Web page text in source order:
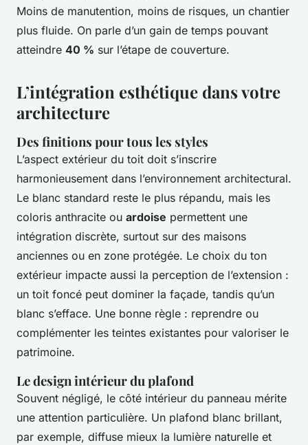
Moins de manutention, moins de risques, un chantier
plus fluide. On parle d’un gain de temps pouvant
atteindre 40 % sur l’étape de couverture.
L’intégration esthétique dans votre
architecture
Des finitions pour tous les styles
L’aspect extérieur du toit doit s’inscrire
harmonieusement dans l’environnement architectural.
Le blanc standard reste le plus répandu, mais les
coloris anthracite ou ardoise permettent une
intégration discrète, surtout sur des maisons
anciennes ou en zone protégée. Le choix du ton
extérieur impacte aussi la perception de l’extension :
un toit foncé peut dominer la façade, tandis qu’un
blanc s’efface. Une bonne règle : reprendre ou
complémenter les teintes existantes pour valoriser le
patrimoine.
Le design intérieur du plafond
Souvent négligé, le côté intérieur du panneau mérite
une attention particulière. Un plafond blanc brillant,
par exemple, diffuse mieux la lumière naturelle et